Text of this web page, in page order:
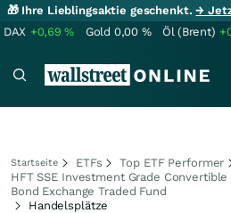
🎁 Ihre Lieblingsaktie geschenkt.→
DAX +0,69% Gold 0,00 % Öl (Brent)
Startseite ETFs
Top ETF Performer
HFT SSE Investment Grade
Bond Exchange Traded Fund
Handelsplätze